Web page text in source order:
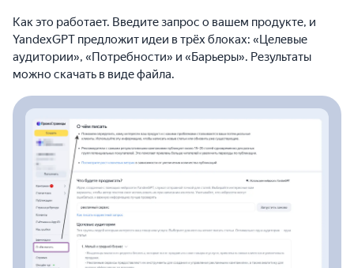
Как это работает. Введите запрос о вашем продукте, и
YandexGPT предложит идеи в трёх блоках: «Целевые
аудитории», «Потребности» и «Барьеры». Результаты
можно скачать в виде файла.